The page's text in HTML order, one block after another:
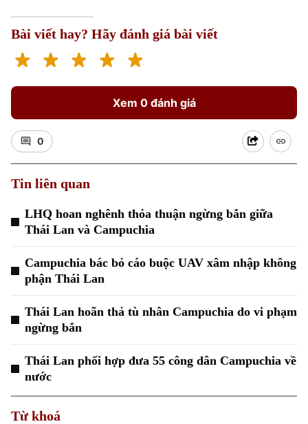
Bài viết hay? Hãy đánh giá bài viết
Xem 0 đánh giá
0
Tin liên quan
LHQ hoan nghênh thỏa thuận ngừng bắn giữa
Thái Lan và Campuchia
Campuchia bác bỏ cáo buộc UAV xâm nhập không
phận Thái Lan
Thái Lan hoãn thả tù nhân Campuchia do vi phạm
ngừng bắn
Thái Lan phối hợp đưa 55 công dân Campuchia về
nước
Từ khoá